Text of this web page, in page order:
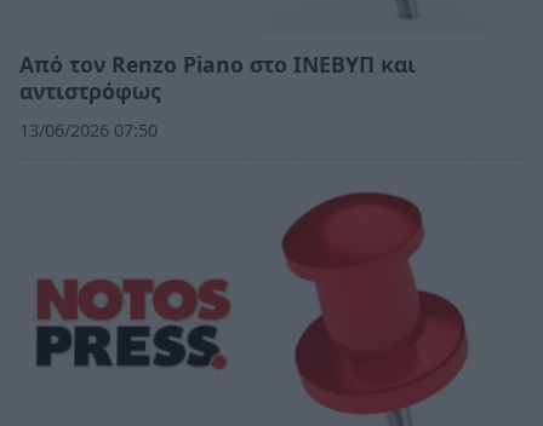
Από τον Renzo Piano στο ΙΝΕΒΥΠ και
αντιστρόφως
13/06/2026 07:50